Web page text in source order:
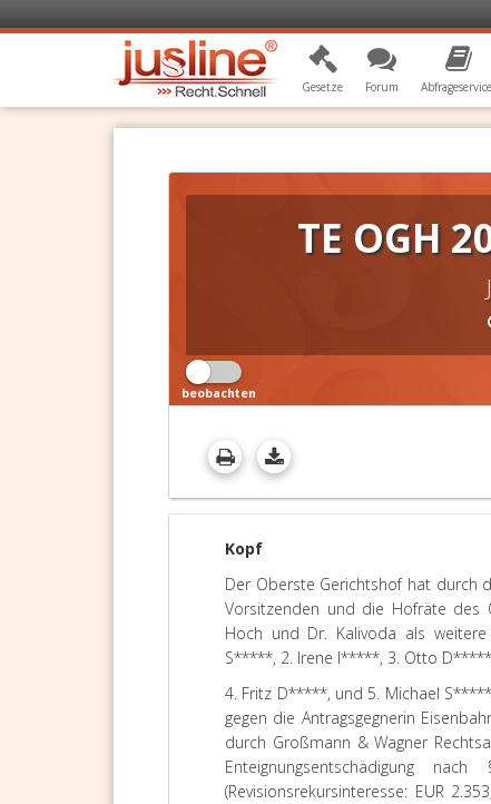
Gesetze Forum
TE OGH
beobachten
Kopf
Der Oberste Gerichtshof hat durch
Vorsitzenden und die Hofräte des
Hoch und Dr. Kalivoda als
S*****, 2. Irene I*****, 3. Otto
4. Fritz D*****, und 5. Michael
gegen die Antragsgegnerin
durch Großmann & Wagner
Enteignungsentschädigung
(Revisionsrekursinteresse: EUR